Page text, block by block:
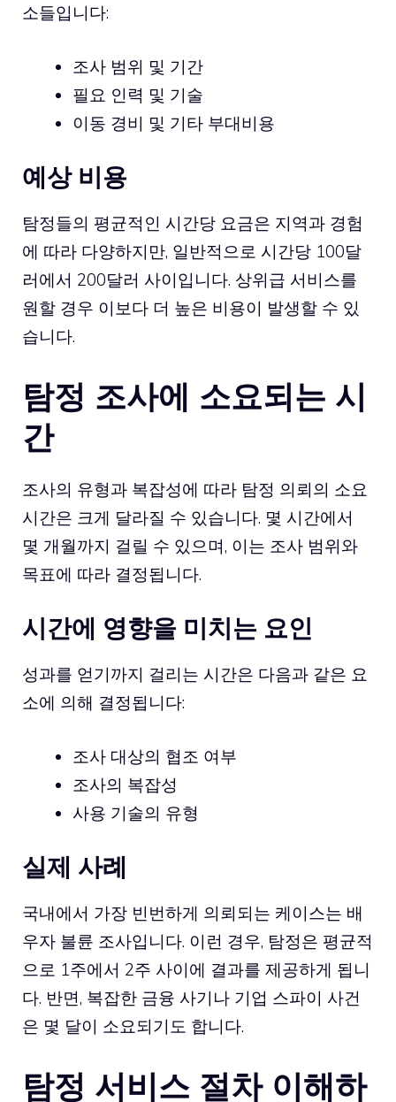
소들입니다:
조사 범위 및 기간
필요 인력 및 기술
이동 경비 및 기타 부대비용
예상 비용
탐정들의 평균적인 시간당 요금은 지역과 경험
에 따라 다양하지만, 일반적으로 시간당 100달
러에서 200달러 사이입니다. 상위급 서비스를
원할 경우 이보다 더 높은 비용이 발생할 수 있
습니다.
탐정 조사에 소요되는 시
간
조사의 유형과 복잡성에 따라 탐정 의뢰의 소요
시간은 크게 달라질 수 있습니다. 몇 시간에서
몇 개월까지 걸릴 수 있으며, 이는 조사 범위와
목표에 따라 결정됩니다.
시간에 영향을 미치는 요인
성과를 얻기까지 걸리는 시간은 다음과 같은 요
소에 의해 결정됩니다:
조사 대상의 협조 여부
조사의 복잡성
사용 기술의 유형
실제 사례
국내에서 가장 빈번하게 의뢰되는 케이스는 배
우자 불륜 조사입니다. 이런 경우, 탐정은 평균적
으로 1주에서 2주 사이에 결과를 제공하게 됩니
다. 반면, 복잡한 금융 사기나 기업 스파이 사건
은 몇 달이 소요되기도 합니다.
탐정 서비스 절차 이해하